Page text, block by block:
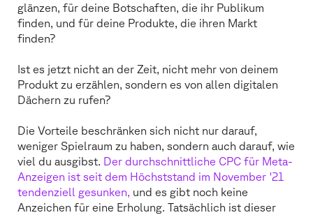
glänzen, für deine Botschaften, die ihr Publikum
finden, und für deine Produkte, die ihren Markt
finden?
Ist es jetzt nicht an der Zeit, nicht mehr von deinem
Produkt zu erzählen, sondern es von allen digitalen
Dächern zu rufen?
Die Vorteile beschränken sich nicht nur darauf,
weniger Spielraum zu haben, sondern auch darauf, wie
viel du ausgibst. Der durchschnittliche CPC für Meta-
Anzeigen ist seit dem Höchststand im November '21
tendenziell gesunken, und es gibt noch keine
Anzeichen für eine Erholung. Tatsächlich ist dieser